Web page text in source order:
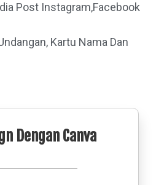
Post Instagram,Facebook
Kartu Nama Dan
Dengan Canva